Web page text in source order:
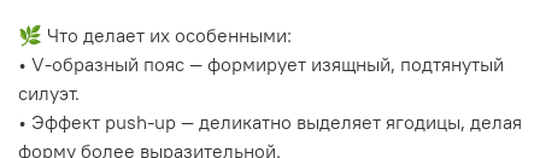
🌿 Что делает их особенными:
• V-образный пояс — формирует изящный, подтянутый
силуэт.
• Эффект push-up — деликатно выделяет ягодицы, делая
форму более выразительной.